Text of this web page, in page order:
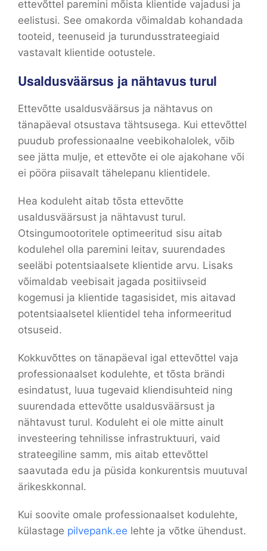
ettevõttel paremini mõista klientide vajadusi ja
eelistusi. See omakorda võimaldab kohandada
tooteid, teenuseid ja turundusstrateegiaid
vastavalt klientide ootustele.
Usaldusväärsus ja nähtavus turul
Ettevõtte usaldusväärsus ja nähtavus on
tänapäeval otsustava tähtsusega. Kui ettevõttel
puudub professionaalne veebikohalolek, võib
see jätta mulje, et ettevõte ei ole ajakohane või
ei pööra piisavalt tähelepanu klientidele.
Hea koduleht aitab tõsta ettevõtte
usaldusväärsust ja nähtavust turul.
Otsingumootoritele optimeeritud sisu aitab
kodulehel olla paremini leitav, suurendades
seeläbi potentsiaalsete klientide arvu. Lisaks
võimaldab veebisait jagada positiivseid
kogemusi ja klientide tagasisidet, mis aitavad
potentsiaalsetel klientidel teha informeeritud
otsuseid.
Kokkuvõttes on tänapäeval igal ettevõttel vaja
professionaalset kodulehte, et tõsta brändi
esindatust, luua tugevaid kliendisuhteid ning
suurendada ettevõtte usaldusväärsust ja
nähtavust turul. Koduleht ei ole mitte ainult
investeering tehnilisse infrastruktuuri, vaid
strateegiline samm, mis aitab ettevõttel
saavutada edu ja püsida konkurentsis muutuval
ärikeskkonnal.
Kui soovite omale professionaalset kodulehte,
külastage pilvepank.ee lehte ja võtke ühendust.